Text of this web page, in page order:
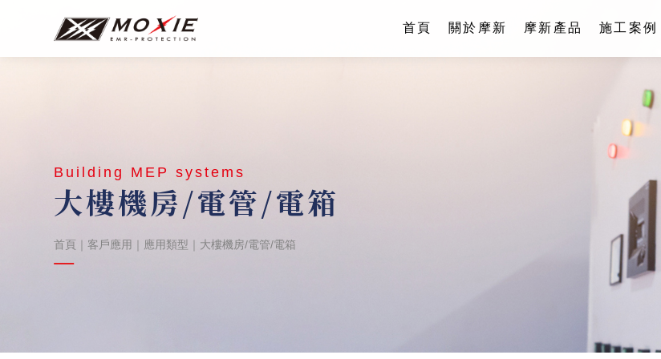
首頁 關於摩新 摩新產品 施工案例
Building MEP systems
大樓機房/電管/電箱
首頁 ｜客戶應用 應用類型 大樓機房/電管/電箱